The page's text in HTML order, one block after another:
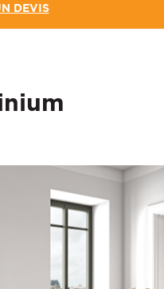
DEVIS